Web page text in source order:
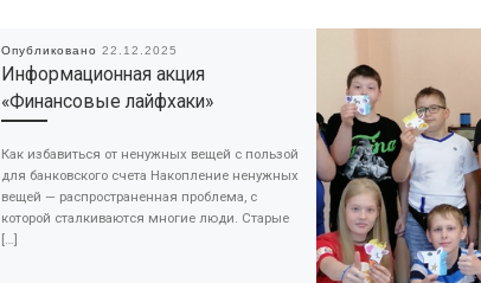
Опубликовано 22.12.2025
Информационная акция
«Финансовые лайфхаки»
Как избавиться от ненужных вещей с пользой
для банковского счета Накопление ненужных
вещей — распространенная проблема, с
которой сталкиваются многие люди. Старые
[…]